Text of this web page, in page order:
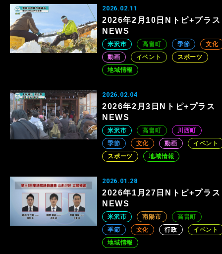
2026.02.11
2026年2月10日Nトピ+プラス
NEWS
米沢市 高畠町 季節
文化
動画
イベント
スポーツ
地域情報
2026.02.04
2026年2月3日Nトピ+プラス
NEWS
米沢市 高畠町
川西町
季節
文化 動画
イベント
スポーツ
地域情報
2026.01.28
2026年1月27日Nトピ+プラス
NEWS
米沢市 南陽市
高畠町
季節
文化 行政
イベント
地域情報